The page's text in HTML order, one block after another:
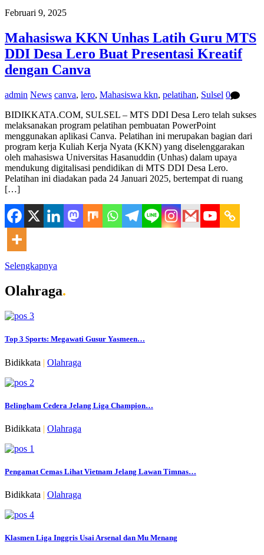
Februari 9, 2025
Mahasiswa KKN Unhas Latih Guru MTS
DDI Desa Lero Buat Presentasi Kreatif
dengan Canva
admin News canva, lero, Mahasiswa kkn, pelatihan, Sulsel 0
BIDIKKATA.COM, SULSEL – MTS DDI Desa Lero telah sukses
melaksanakan program pelatihan pembuatan PowerPoint
menggunakan aplikasi Canva. Pelatihan ini merupakan bagian dari
program kerja Kuliah Kerja Nyata (KKN) yang diselenggarakan
oleh mahasiswa Universitas Hasanuddin (Unhas) dalam upaya
mendukung digitalisasi pendidikan di MTS DDI Desa Lero.
Pelatihan ini diadakan pada 24 Januari 2025, bertempat di ruang
[…]
Selengkapnya
Olahraga.
Top 3 Sports: Megawati Gusur Yasmeen…
Bidikkata | Olahraga
Belingham Cedera Jelang Liga Champion…
Bidikkata | Olahraga
Pengamat Cemas Lihat Vietnam Jelang Lawan Timnas…
Bidikkata | Olahraga
Klasmen Liga Inggris Usai Arsenal dan Mu Menang